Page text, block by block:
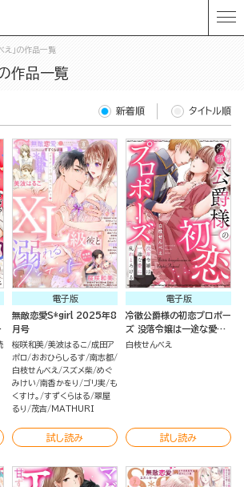
え」の作品一覧
の作品一覧
新着順 タイトル順
電子版
無敵恋愛S*girl 2025年8
月号
桜咲和美 美波はるこ 成田ア
ポロ
おおひらしるす 南志都
白枝せんべえ
スズメ柴 めぐ
みけい 南香かをり ゴリ実 も
くすけ。
すずくらはる 翠屋
るり
茂吉 MATHURI
試し読み
電子版
冷徹公爵様の初恋プロポー
ズ 没落令嬢は一途な愛に
乱れとろける（単話版）
白枝せんべえ
試し読み